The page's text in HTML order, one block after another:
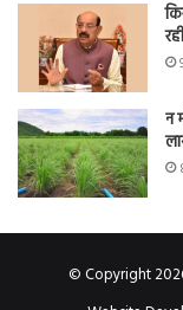
न
© Copyright